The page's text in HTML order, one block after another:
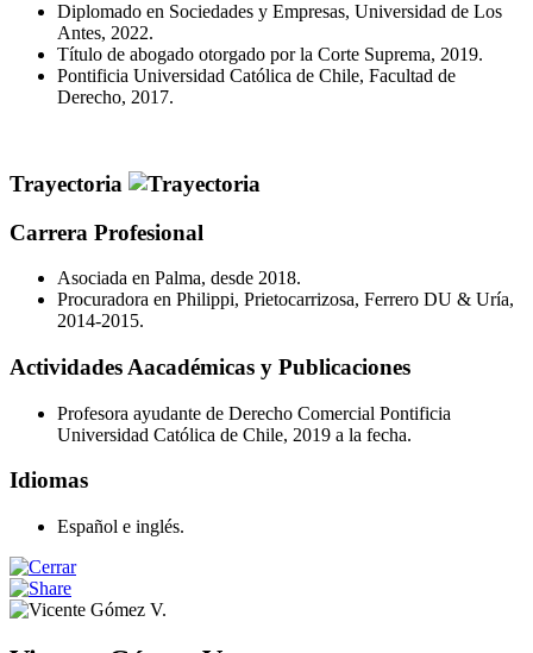
Diplomado en Sociedades y Empresas, Universidad de Los
Antes, 2022.
Título de abogado otorgado por la Corte Suprema, 2019.
Pontificia Universidad Católica de Chile, Facultad de
Derecho, 2017.
Trayectoria
Carrera Profesional
Asociada en Palma, desde 2018.
Procuradora en Philippi, Prietocarrizosa, Ferrero DU & Uría,
2014-2015.
Actividades Aacadémicas y Publicaciones
Profesora ayudante de Derecho Comercial Pontificia
Universidad Católica de Chile, 2019 a la fecha.
Idiomas
Español e inglés.